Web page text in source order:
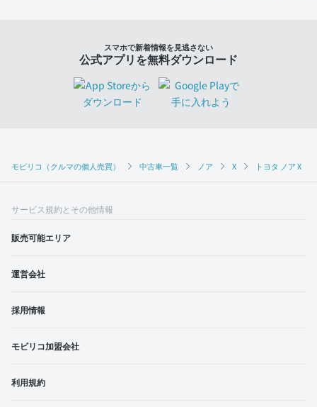
モビリコ（クルマの個人売買） 中古車一覧 ノア X トヨタ ノア X（
スマホで新着情報を見逃さない
公式アプリを無料ダウンロード
サービス規約とその他情報
販売可能エリア
運営会社
採用情報
モビリコ加盟会社
利用規約